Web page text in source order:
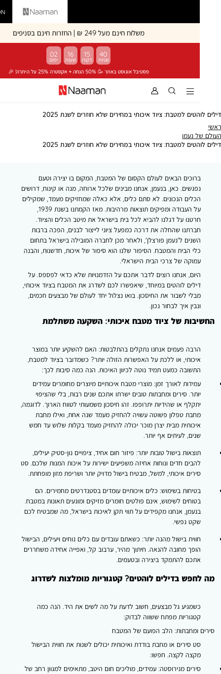
Vardinon Naaman
משלוח חינם מעל 249 ₪ | החזרות חינם בסניפים
פסטיבל אוגוסט באתר 🥳 50% הנחה + אקסטרה 25% על היתרה! 🎉
02 16 15
למטבח: ציוד איכותי במחירים שלא חוזרים לשנת 2025
נעמן העולם
של
למטבח: ציוד איכותי במחירים שלא חוזרים לשנת 2025
דילים
איכותי
במחירים
שלא
חוזרים
לשנת
2025
הבאים לעולם הקסום של המטבח, המקום בו יצירה וטעם
כאן, בנעמן, אנחנו מבינים שלכל ארוחה, מנה או קינוח, דרושים
הנכונים. לא סתם כלים, אלא כאלה שמחזיקים מעמד, שמקילים
על העבודה ומפיקים תוצאות מרהיבות. מאז הקמתנו בשנת 1939,
על דגלנו להביא לכל בית בישראל את מיטב הכלים והציוד.
שהחלה את דרכה כמפעל ציוני לייצור לבנים, הפכה ברבות
ל'נעמן פורצלן', ולאחר מכן לחברה המובילה בישראל בתחום
הבית והמטבח. הסיפור שלנו הוא סיפור של איכות, חדשנות, והבנה
של צרכי הבית הישראלי.
אנחנו רוצים לדבר אתכם על הזדמנויות שלא כדאי לפספס. על
לוהטים במיוחד, שיאפשרו לכם לשדרג את המטבח בציוד איכותי,
לשבור את החיסכון. בואו נצלול יחד לעולם של מבצעים חכמים,
איך לבחור נכון.
של ציוד מטבח איכותי: השקעה משתלמת
פעמים אנחנו נתקלים בהתלבטות: האם להשקיע יותר במוצר
או ללכת על האפשרות הזולה יותר? כשמדובר בציוד למטבח,
כמעט תמיד נוטה לכיוון האיכות. הנה כמה סיבות לכך:
לאורך זמן: מוצרי מטבח איכותיים מיוצרים מחומרים עמידים
סירים ומחבתות טובים ישרתו אתכם שנים רבות, בלי שהציפוי
או שהידיות יתרופפו. זהו חיסכון משמעותי לטווח הארוך. לדוגמה,
טפלון פשוטה עשויה להחזיק מעמד שנה אחת, ואילו מחבת
מבית יצרן מוכר יכולה להחזיק מעמד בקלות שלוש עד חמש
לעיתים אף יותר.
בישול טובות יותר: פיזור חום אחיד, ציפויים נון-סטיק יעילים,
חדים ונוחות אחיזה משפיעים ישירות על איכות המנות שלכם. סט
איכותי, למשל, מבטיח בישול מדויק יותר ושריפת מזון מופחתת.
בשימוש: כלים איכותיים עומדים בסטנדרטים מחמירים. הם
לשימוש, אינם פולטים חומרים מזיקים ומונעים תאונות במטבח.
אנחנו מקפידים על תווי תקן לאיכות בישראל, מה שמבטיח לכם
נפשי.
בישול מהנה יותר: כשאתם עובדים עם כלים נוחים ויעילים, הבישול
מחובה להנאה. חיתוך מהיר, ערבוב קל, ואפייה אחידה משחררים
להתמקד ביצירה ובטעמים.
בדילים לוהטים? קטגוריות מומלצות לשדרוג
גל מבצעים, חשוב לדעת על מה לשים את היד. הנה כמה
מפתח ששווה לבדוק:
ומחבתות: הלב הפועם של המטבח
סירים או מחבת בודדת ואיכותית יכולים לשנות את חווית הבישול
לקצה. חפשו:
מנירוסטה: עמידים, מוליכים חום היטב, מתאימים למגוון רחב של